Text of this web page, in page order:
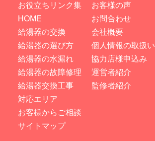
お役立ちリンク集
HOME
給湯器の交換
給湯器の選び方
給湯器の水漏れ
給湯器の故障修理
給湯器交換工事
対応エリア
お客様からご相談
サイトマップ
お客様の声
お問合わせ
会社概要
個人情報の取扱い
協力店様申込み
運営者紹介
監修者紹介